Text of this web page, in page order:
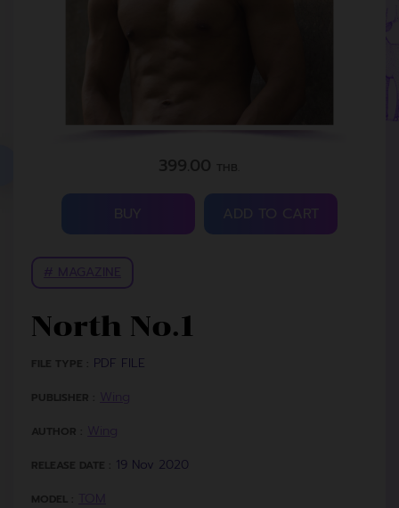
399.00 THB.
ADD TO CART
North No.1
FILE TYPE : PDF FILE
PUBLISHER :
AUTHOR :
RELEASE DATE : 19 Nov 2020
MODEL :